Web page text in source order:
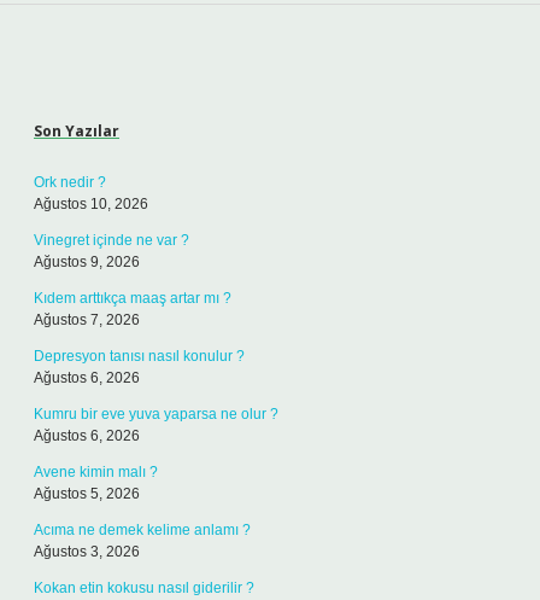
Son Yazılar
Ork nedir ?
Ağustos 10, 2026
Vinegret içinde ne var ?
Ağustos 9, 2026
Kıdem arttıkça maaş artar mı ?
Ağustos 7, 2026
Depresyon tanısı nasıl konulur ?
Ağustos 6, 2026
Kumru bir eve yuva yaparsa ne olur ?
Ağustos 6, 2026
Avene kimin malı ?
Ağustos 5, 2026
Acıma ne demek kelime anlamı ?
Ağustos 3, 2026
Kokan etin kokusu nasıl giderilir ?